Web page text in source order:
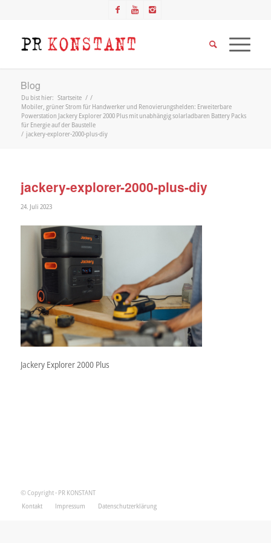
Blog
Du bist hier: Startseite / /
Mobiler, grüner Strom für Handwerker und Renovierungshelden: Erweiterbare
Powerstation Jackery Explorer 2000 Plus mit unabhängig solarladbaren Battery Packs
für Energie auf der Baustelle
/ jackery-explorer-2000-plus-diy
jackery-explorer-2000-plus-diy
24. Juli 2023
Jackery Explorer 2000 Plus
© Copyright - PR KONSTANT
Kontakt
Impressum Datenschutzerklärung